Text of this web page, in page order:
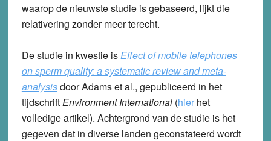
waarop de nieuwste studie is gebaseerd, lijkt die
relativering zonder meer terecht.
De studie in kwestie isEffect of mobile telephones
on sperm quality: a systematic review and meta-
analysisdoor Adams et al., gepubliceerd in het
tijdschriftEnvironment International(hierhet
volledige artikel). Achtergrond van de studie is het
gegeven dat in diverse landen geconstateerd wordt